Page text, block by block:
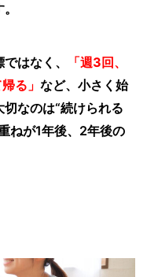
はなく、
「週3回、
る」など、小さく始
なのは“続けられる
ねが1年後、2年後の